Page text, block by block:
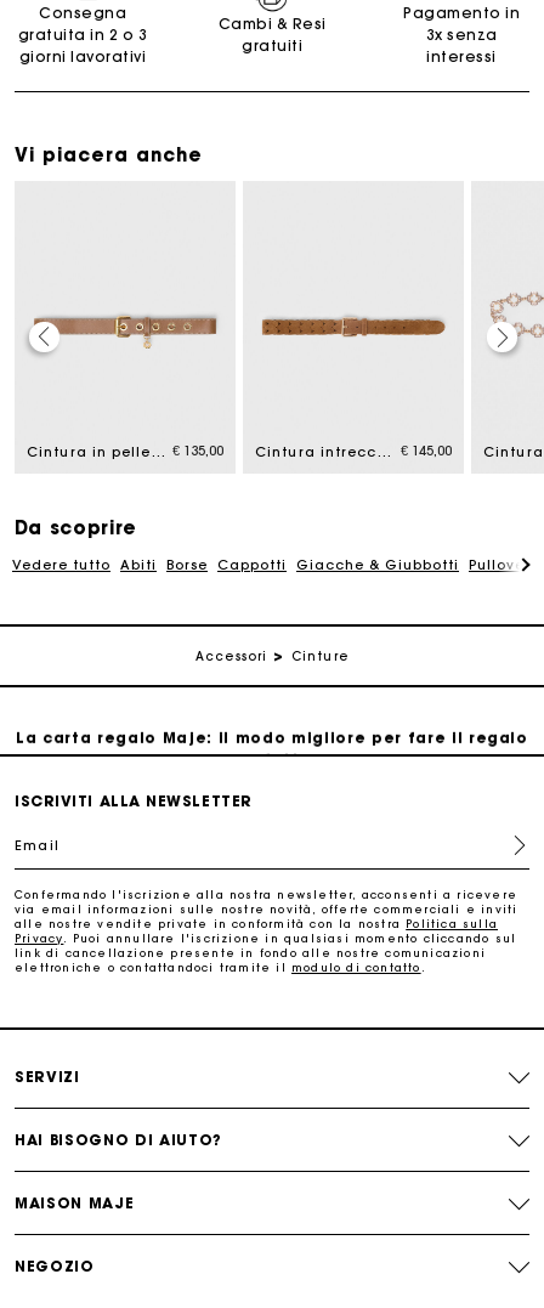
Consegna
gratuita in 2 o 3
giorni lavorativi
Cambi & Resi
gratuiti
Pagamento in
3x senza
interessi
Vi piacera anche
Cintura in pelle con occhielli € 135,00 Cintura intrecciata in camoscio € 145,00
Da scoprire
Vedere tutto Abiti Borse Cappotti Giacche & Giubbotti
Accessori Cinture
Paga in 3 rate senza commissioni
La carta regalo Maje: il modo migliore per fare il regalo
perfetto
Consegna a domicilio offerta entro 2-3 giorni
Paga in 3 rate senza commissioni
Cambi & Resi gratuiti
La carta regalo Maje: il modo migliore per fare il regalo
ISCRIVITI ALLA NEWSLETTER
Email
Confermando l'iscrizione alla nostra newsletter, acconsenti a ricevere
via email informazioni sulle nostre novità, offerte commerciali e inviti
alle nostre vendite private in conformità con la nostra Politica sulla
Privacy
. Puoi annullare l'iscrizione in qualsiasi momento cliccando sul
link di cancellazione presente in fondo alle nostre comunicazioni
elettroniche o contattandoci tramite il modulo di contatto
SERVIZI
HAI BISOGNO DI AIUTO?
MAISON MAJE
NEGOZIO